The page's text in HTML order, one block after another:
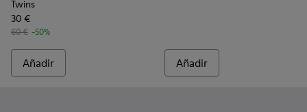
Twins
30 €
60 € -50%
Añadir Añadir